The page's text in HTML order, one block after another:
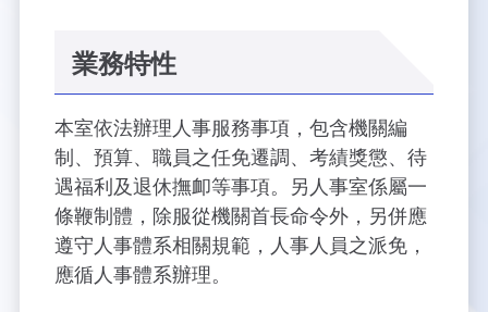
內部控制制度
線上申辦表單下載
飛航服務總臺執行職務安全及衛生防護報告
業務特性
本室依法辦理人事服務事項，包含機關編
制、預算、職員之任免遷調、考績獎懲、待
遇福利及退休撫卹等事項。另人事室係屬一
條鞭制體，除服從機關首長命令外，另併應
遵守人事體系相關規範，人事人員之派免，
應循人事體系辦理。